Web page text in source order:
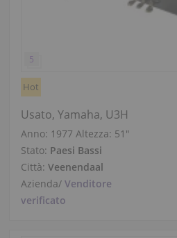
Hot
Usato, Yamaha, U3H
Anno: 1977 Altezza: 51″
Stato: Paesi Bassi
Città: Veenendaal
Azienda/ Venditore
verificato